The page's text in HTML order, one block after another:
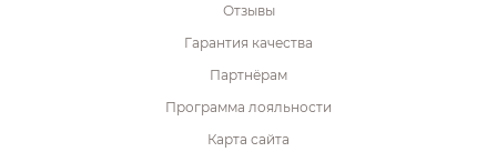
Отзывы
Гарантия качества
Партнёрам
Программа лояльности
Карта сайта